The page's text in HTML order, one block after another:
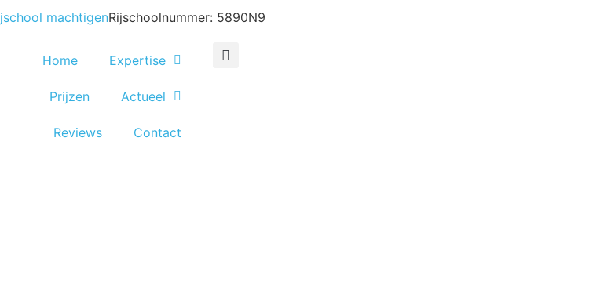
machtigenRijschoolnummer: 5890N9
Home Expertise
Prijzen Actueel
Reviews Contact